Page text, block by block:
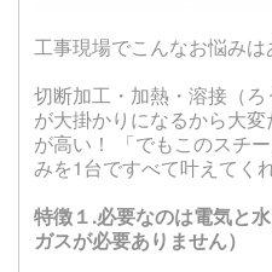
工事現場でこんなお悩みは
切断加工・加熱・溶接（
が大掛かりになるから大
が高い！ 「でもこのスチ
みを1台ですべて叶えてく
特徴１.必要なのは電気と
ガスが必要ありません）